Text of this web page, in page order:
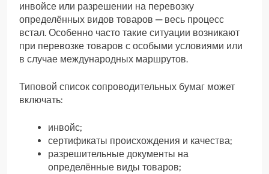
инвойсе или разрешении на перевозку
определённых видов товаров — весь процесс
встал. Особенно часто такие ситуации возникают
при перевозке товаров с особыми условиями или
в случае международных маршрутов.
Типовой список сопроводительных бумаг может
включать:
инвойс;
сертификаты происхождения и качества;
разрешительные документы на
определённые виды товаров;